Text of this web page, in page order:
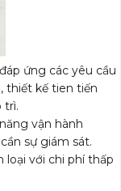
ứng các yêu cầu
thiết kế tien tiến
trì.
vận hành
sự giám sát.
loại với chi phí thấp